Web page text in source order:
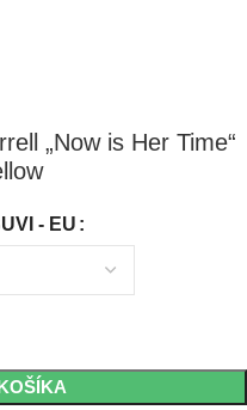
„Now is Her Time“
- EU